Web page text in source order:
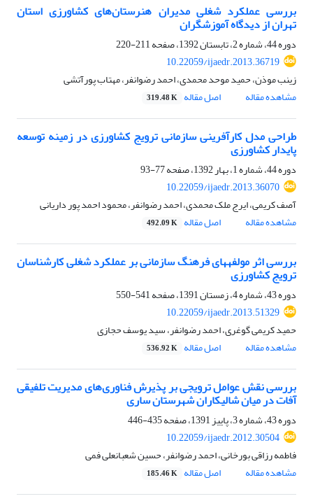
بررسی عملکرد شغلی مدیران هنرستان‌های کشاورزی استان
تهران از دیدگاه آموزشگران
دوره 44، شماره 2، تابستان 1392، صفحه
211-220
10.22059/ijaedr.2013.36719
زینب موذن، حمید موحد محمدی، احمد رضوانفر، مهتاب پورآتشی
مشاهده مقاله
اصل مقاله 319.48 K
طراحی مدل کارآفرینی سازمانی ترویج کشاورزی در زمینه توسعه
پایدار کشاورزی
دوره 44، شماره 1، بهار 1392، صفحه
77-93
10.22059/ijaedr.2013.36070
آصف کریمی، ایرج ملک محمدی، احمد رضوانفر، محمود احمد پور داریانی
مشاهده مقاله
اصل مقاله 492.09 K
بررسی اثر مولفه‏های فرهنگ سازمانی بر عملکرد شغلی کارشناسان
ترویج کشاورزی
دوره 43، شماره 4، زمستان 1391، صفحه
541-550
10.22059/ijaedr.2013.51329
حمید کریمی گوغری، احمد رضوانفر، سید یوسف حجازی
مشاهده مقاله
اصل مقاله 536.92 K
بررسی نقش عوامل ترویجی بر پذیرش فناوری‌های مدیریت تلفیقی
آفات در میان شالیکاران شهرستان ساری
دوره 43، شماره 3، پاییز 1391، صفحه
435-446
10.22059/ijaedr.2012.30504
فاطمه رزاقی بورخانی، احمد رضوانفر، حسین شعبانعلی فمی
مشاهده مقاله
اصل مقاله 185.46 K